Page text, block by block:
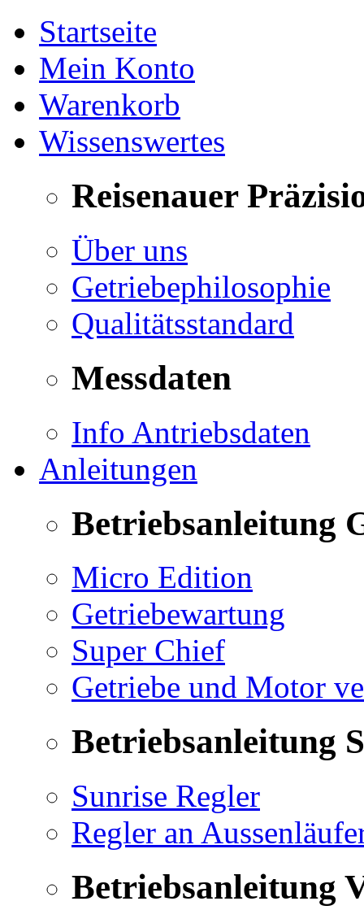
Startseite
Mein Konto
Warenkorb
Wissenswertes
Reisenauer
Über uns
Getriebephilosophie
Qualitätsstandard
Messdaten
Info Antriebsdaten
Anleitungen
Betriebsanleitung
Micro Edition
Getriebewartung
Super Chief
Getriebe und Motor
Betriebsanleitung
Sunrise Regler
Regler an
Betriebsanleitung